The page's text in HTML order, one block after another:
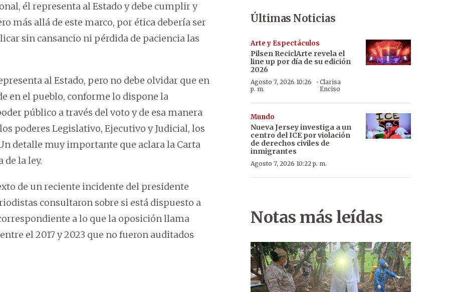
él representa al Estado y debe cumplir y
más allá de este marco, por ética debería ser
sin cansancio ni pérdida de paciencia las
al Estado, pero no debe olvidar que en
en el pueblo, conforme lo dispone la
público a través del voto y de esa manera
poderes Legislativo, Ejecutivo y Judicial, los
detalle muy importante que aclara la Carta
de la ley.
de un reciente incidente del presidente
consultaron sobre si está dispuesto a
a lo que la oposición llama
el 2017 y 2023 que no fueron auditados
Últimas Noticias
Arte y Espectáculos
Pilsen ReciclArte revela el
line up por día de su edición
2026
Agosto 7, 2026 10:26
p. m.
·Clarisa
Enciso
Mundo
Nueva Jersey investiga a un
centro del ICE por violación
de derechos civiles de
inmigrantes
Agosto 7, 2026 10:22 p. m.
Notas más leídas